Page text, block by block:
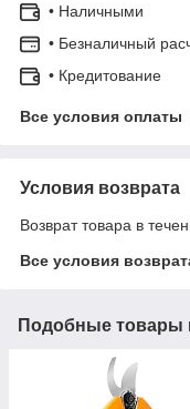
• Наличными
• Безналичный
• Кредитование
Все условия оплаты
Условия возврата
Возврат товара в
Все условия
Подобные товары